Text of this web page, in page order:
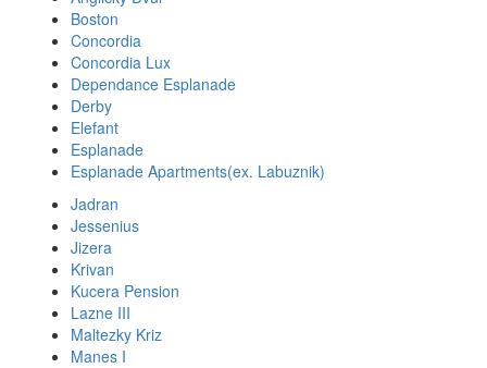
Boston
Concordia
Concordia Lux
Dependance Esplanade
Derby
Elefant
Esplanade
Esplanade Apartments(ex. Labuznik)
Jadran
Jessenius
Jizera
Krivan
Kucera Pension
Lazne III
Maltezky Kriz
Manes I